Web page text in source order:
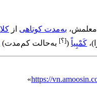
معلمش، به‌مدت کوتاهی از
)، کَمْپِیاً ([؟] به‌حالت کم‌مدت)
»